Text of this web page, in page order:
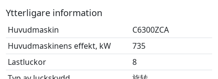
Ytterligare information
Huvudmaskin
C6300ZCA
Huvudmaskinens effekt, kW
735
Lastluckor
8